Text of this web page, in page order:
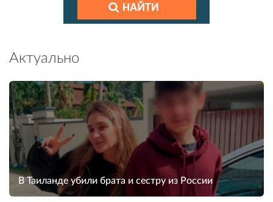
Актуально
В Таиланде убили брата и сестру из России